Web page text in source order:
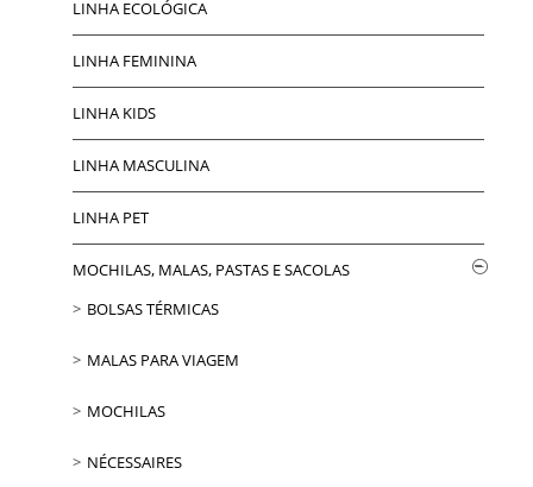
LINHA ECOLÓGICA
LINHA FEMININA
LINHA KIDS
LINHA MASCULINA
LINHA PET
MOCHILAS, MALAS, PASTAS E SACOLAS
BOLSAS TÉRMICAS
MALAS PARA VIAGEM
MOCHILAS
NÉCESSAIRES